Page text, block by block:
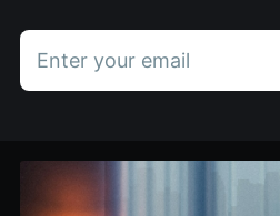
Enter your email